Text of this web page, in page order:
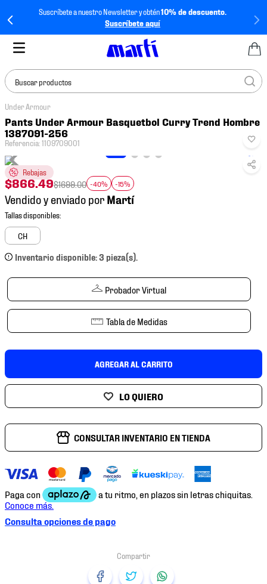
Suscríbete a nuestro Newsletter y obtén10% de descuento.
Suscríbete aquí
Buscar productos
Under Armour
Pants Under Armour Basquetbol Curry Trend Hombre
1387091-256
Referencia:1109709001
Rebajas
$866.49$1699.00 -40% -15%
Vendido y enviado por
CH
Inventario disponible: 3 pieza(s).
Probador Virtual
Tabla de Medidas
AGREGAR AL CARRITO
CONSULTAR INVENTARIO EN TIENDA
Consulta opciones de pago
TÉRMINOS MÁS
BUSCADOS
1.
tenis mujer
2.
tenis hombre
3.
tenis
4
tenis futbol
jersey
6.
mochila
10. tenis nike